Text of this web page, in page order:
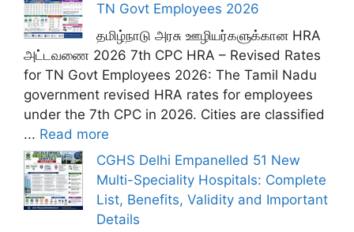
TN Govt Employees 2026
தமிழ்நாடு அரசு ஊழியர்களுக்கான HRA
அட்டவணை 2026 7th CPC HRA – Revised Rates
for TN Govt Employees 2026: The Tamil Nadu
government revised HRA rates for employees
under the 7th CPC in 2026. Cities are classified
... Read more
CGHS Delhi Empanelled 51 New
Multi-Speciality Hospitals: Complete
List, Benefits, Validity and Important
Details